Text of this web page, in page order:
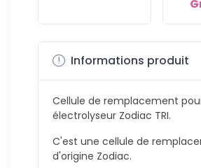
Informations produit
Cellule de remplacement
électrolyseur Zodiac TRI.
C'est une cellule de
d'origine Zodiac.